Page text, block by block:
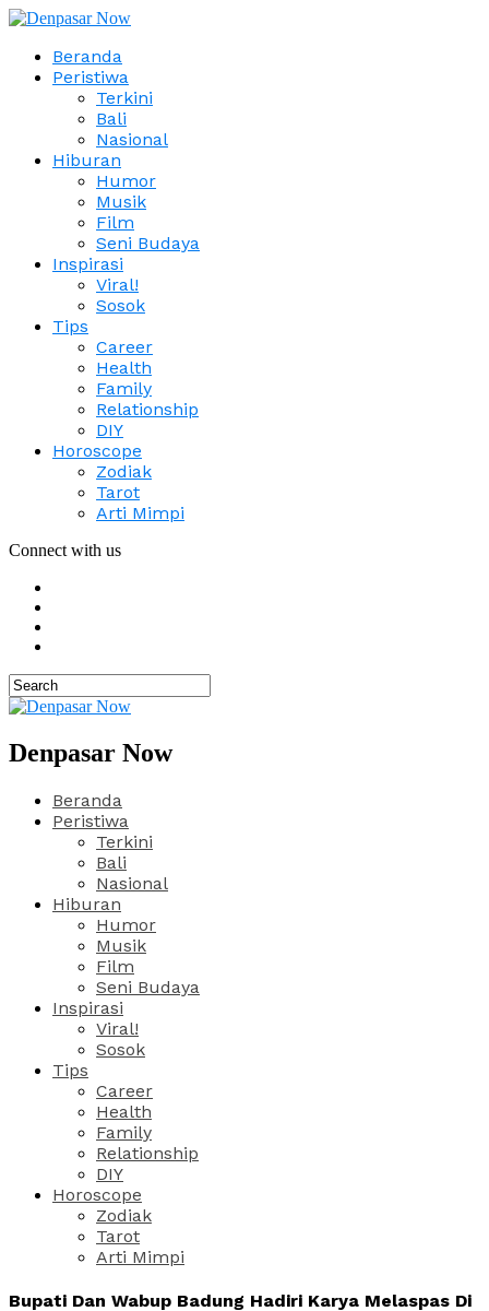
Beranda
Peristiwa
Terkini
Bali
Nasional
Hiburan
Humor
Musik
Film
Seni Budaya
Inspirasi
Viral!
Sosok
Tips
Career
Health
Family
Relationship
DIY
Horoscope
Zodiak
Tarot
Arti Mimpi
Connect with us
Denpasar Now
Beranda
Peristiwa
Terkini
Bali
Nasional
Hiburan
Humor
Musik
Film
Seni Budaya
Inspirasi
Viral!
Sosok
Tips
Career
Health
Family
Relationship
DIY
Horoscope
Zodiak
Tarot
Arti Mimpi
Bupati Dan Wabup Badung Hadiri Karya Melaspas Di